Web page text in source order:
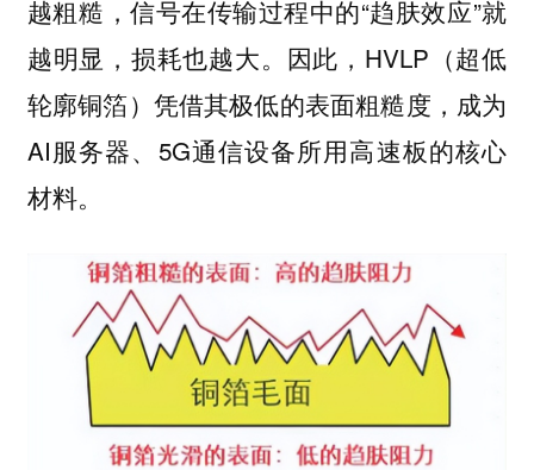
越粗糙，信号在传输过程中的“趋肤效应”就
越明显，损耗也越大。因此，HVLP（超低
轮廓铜箔）凭借其极低的表面粗糙度，成为
AI服务器、5G通信设备所用高速板的核心
材料。